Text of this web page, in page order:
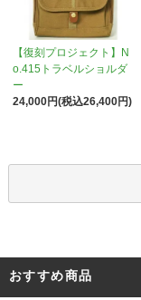
【復刻プロジェクト】N
o.415トラベルショルダ
ー
24,000円(税込26,400円)
おすすめ商品